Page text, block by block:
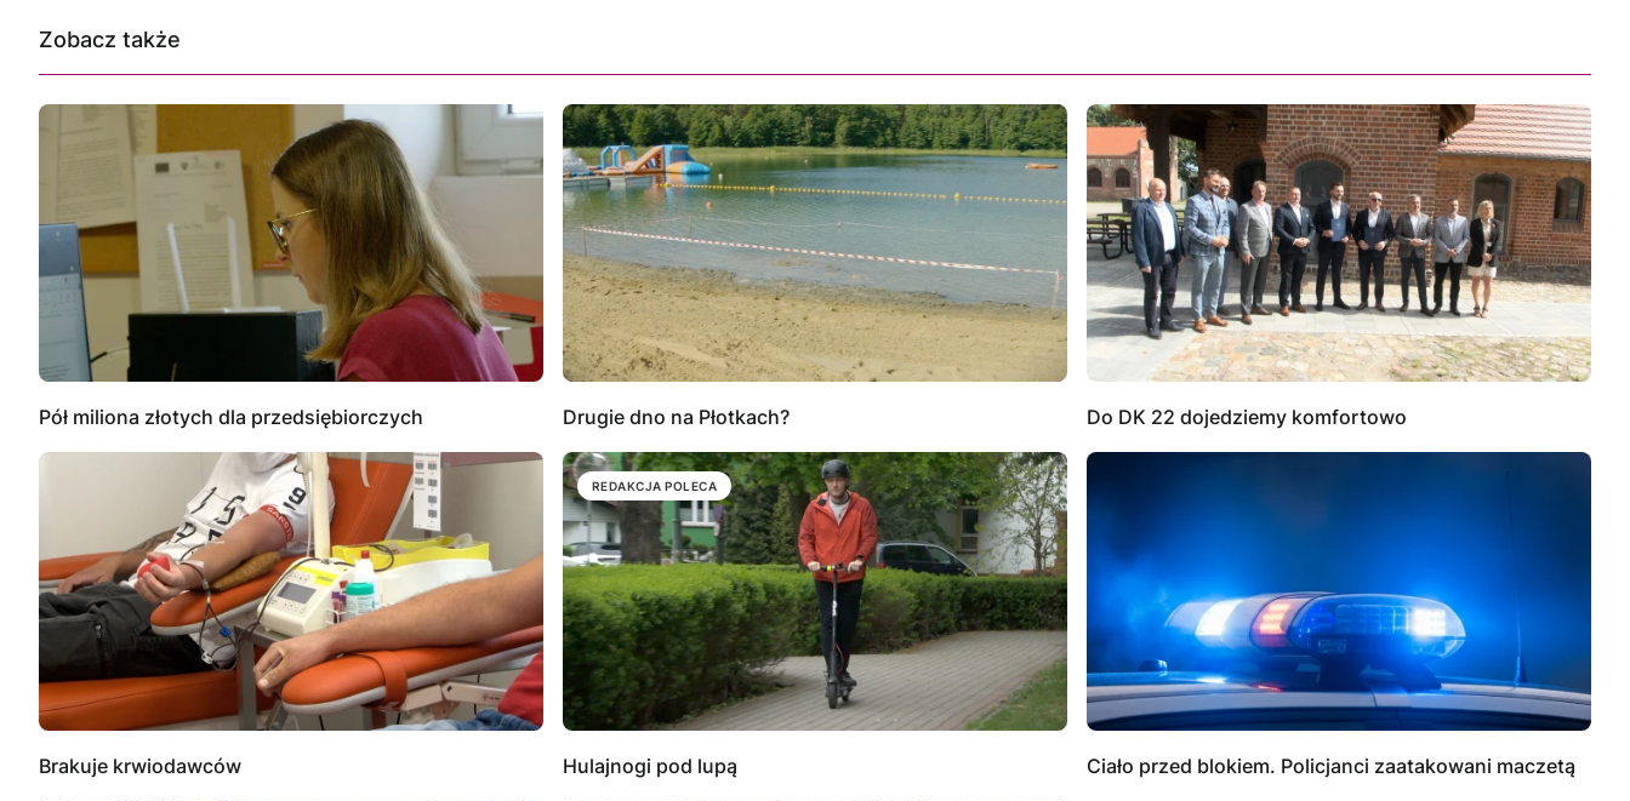
Zobacz także
Pół miliona złotych dla przedsiębiorczych Drugie dno na Płotkach? Do DK 22 dojedziemy komfortowo
Brakuje krwiodawców
REDAKCJA POLECA
Hulajnogi pod lupą Ciało przed blokiem. Policjanci zaatakowani maczetą